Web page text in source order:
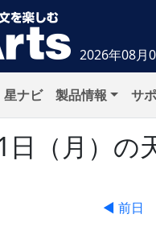
2026年08月
星ナビ 製品情報 サ
日（月）の
◀ 前日